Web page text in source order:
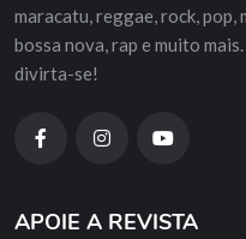
maracatu, reggae, rock, pop,
bossa nova, rap e muito
divirta-se!
APOIE A REVISTA